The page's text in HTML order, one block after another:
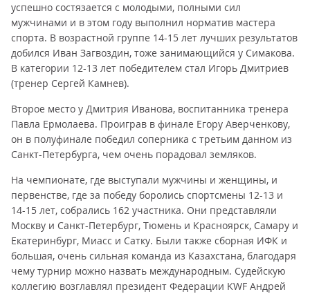
успешно состязается с молодыми, полными сил
мужчинами и в этом году выполнил норматив мастера
спорта. В возрастной группе 14-15 лет лучших результатов
добился Иван Загвоздин, тоже занимающийся у Симакова.
В категории 12-13 лет победителем стал Игорь Дмитриев
(тренер Сергей Камнев).
Второе место у Дмитрия Иванова, воспитанника тренера
Павла Ермолаева. Проиграв в финале Егору Аверченкову,
он в полуфинале победил соперника с третьим данном из
Санкт-Петербурга, чем очень порадовал земляков.
На чемпионате, где выступали мужчины и женщины, и
первенстве, где за победу боролись спортсмены 12-13 и
14-15 лет, собрались 162 участника. Они представляли
Москву и Санкт-Петербург, Тюмень и Красноярск, Самару и
Екатеринбург, Миасс и Сатку. Были также сборная ИФК и
большая, очень сильная команда из Казахстана, благодаря
чему турнир можно назвать международным. Судейскую
коллегию возглавлял президент Федерации KWF Андрей